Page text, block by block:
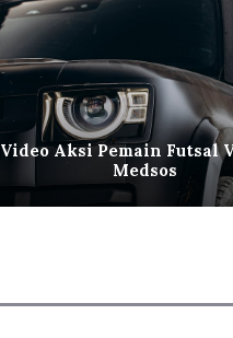
Video Aksi Pemain Futsal
Medsos